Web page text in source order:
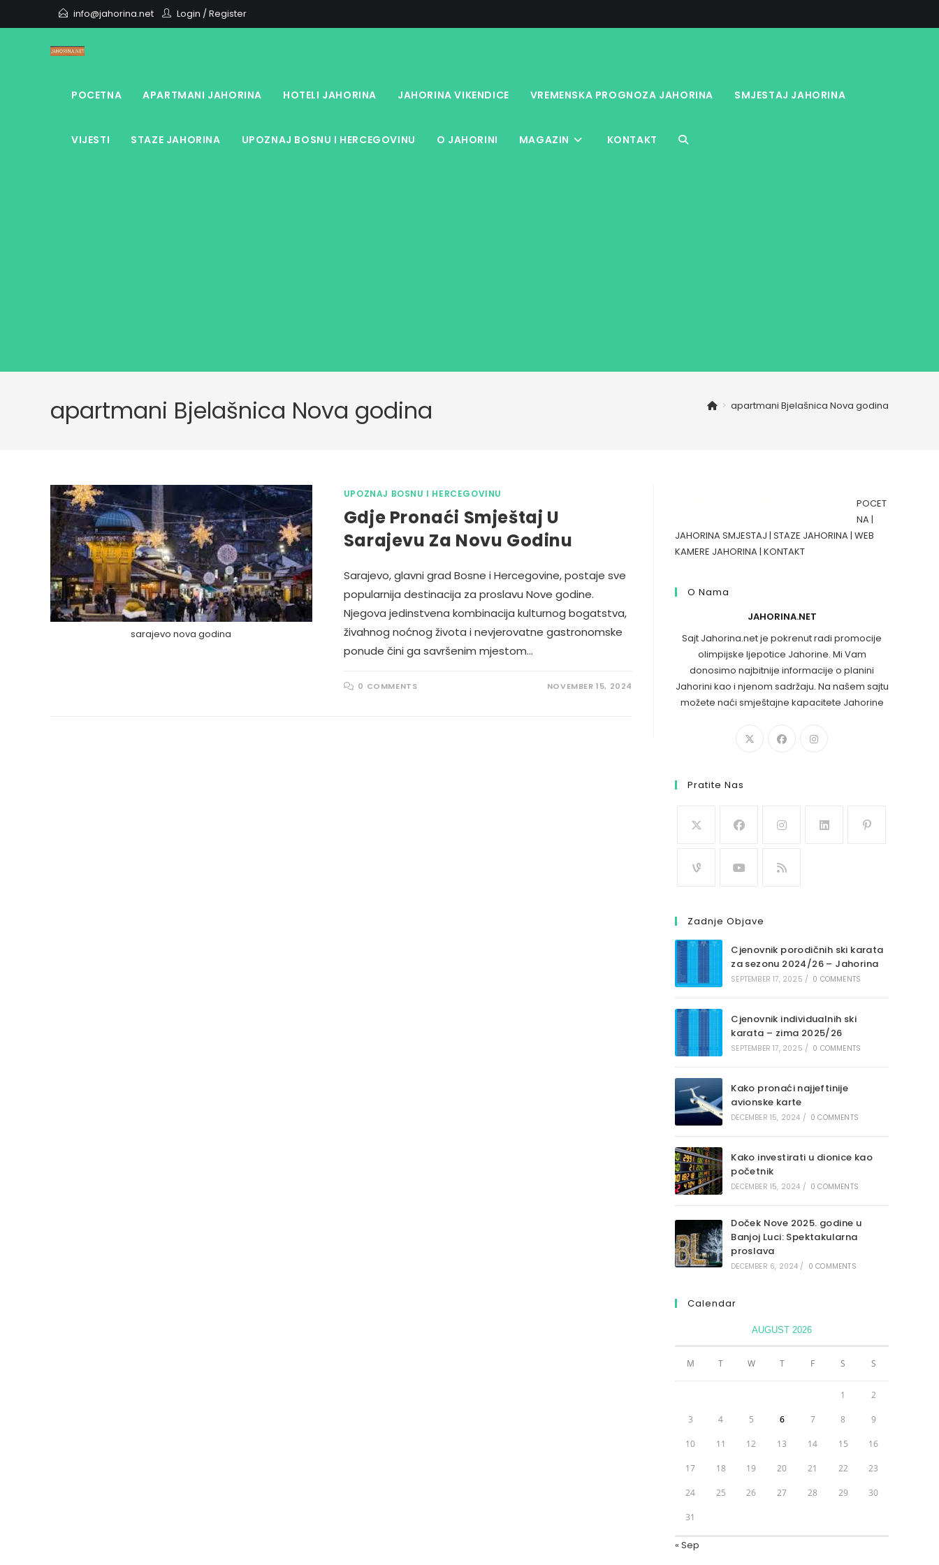
to
info@jahorina.net Login /Register
POCETNA APARTMANI JAHORINA HOTELI JAHORINA JAHORINA VIKENDICE VREMENSKA PROGNOZA JAHORINA SMJESTAJ JAHORINA
VIJESTI STAZE JAHORINA UPOZNAJ BOSNU I HERCEGOVINU O JAHORINI MAGAZIN KONTAKT TOGGLE
apartmani Bjelašnica Nova godina > apartmani Bjelašnica Nova godina
sarajevo nova godina
UPOZNAJ BOSNU I HERCEGOVINU
Gdje Pronaći Smještaj U
Sarajevu Za Novu Godinu
Sarajevo, glavni grad Bosne i Hercegovine, postaje sve
popularnija destinacija za proslavu Nove godine.
Njegova jedinstvena kombinacija kulturnog bogatstva,
živahnog noćnog života i nevjerovatne gastronomske
ponude čini ga savršenim mjestom…
0 COMMENTS NOVEMBER 15, 2024
POCET
NA|
JAHORINA SMJESTAJ | STAZE JAHORINA| WEB
KAMERE JAHORINA| KONTAKT
O Nama
JAHORINA.NET
Sajt Jahorina.net je pokrenut radi promocije
olimpijske ljepotice Jahorine. Mi Vam
donosimo najbitnije informacije o planini
Jahorini kao i njenom sadržaju. Na našem sajtu
možete naći smještajne kapacitete Jahorine
Pratite Nas
Zadnje Objave
Cjenovnik porodičnih ski karata
za sezonu 2024/26 – Jahorina
SEPTEMBER 17, 2025 / 0 COMMENTS
Cjenovnik individualnih ski
karata – zima 2025/26
SEPTEMBER 17, 2025 / 0 COMMENTS
Kako pronaći najjeftinije
avionske karte
DECEMBER 15, 2024 / 0 COMMENTS
Kako investirati u dionice kao
početnik
DECEMBER 15, 2024 / 0 COMMENTS
Doček Nove 2025. godine u
Banjoj Luci: Spektakularna
proslava
DECEMBER 6, 2024 / 0 COMMENTS
Calendar
AUGUST 2026
M T W T F S S
1 2
3 4 5 6 7 8 9
10 11 12 13 14 15 16
17 18 19 20 21 22 23
24 25 26 27 28 29 30
31
« Sep